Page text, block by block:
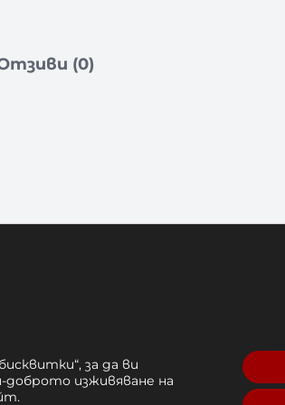
(0)
от хромиран метал с
назъбената
напреднали и
класически силови
за да ви
доброто изживяване на